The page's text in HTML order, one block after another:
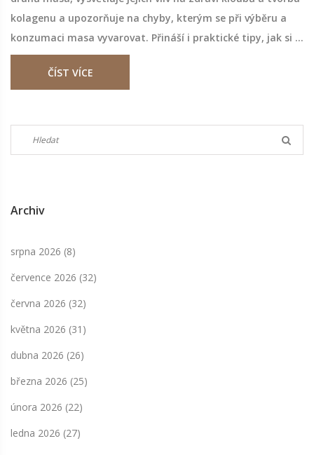
kolagenu a upozorňuje na chyby, kterým se při výběru a
konzumaci masa vyvarovat. Přináší i praktické tipy, jak si z
masa vytěžit maximum pro zdraví. Doporučení vychází z
aktuálních znalostí v oblasti výživy a zdraví.
ČÍST VÍCE
Archiv
srpna 2026 (8)
července 2026 (32)
června 2026 (32)
května 2026 (31)
dubna 2026 (26)
března 2026 (25)
února 2026 (22)
ledna 2026 (27)